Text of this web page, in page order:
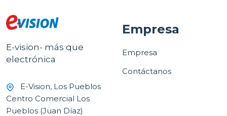
E-vision- más que
electrónica
E-Vision, Los Pueblos
Centro Comercial Los
Pueblos (Juan Díaz)
Empresa
Empresa
Contáctanos